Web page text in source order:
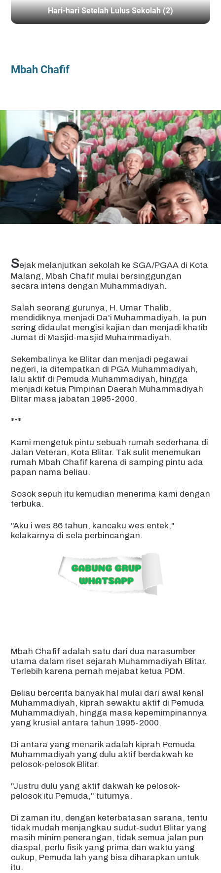
Hari-hari Setelah Lulus Sekolah (2)
Mbah Chafif
Sejak melanjutkan sekolah ke SGA/PGAA di Kota
Malang, Mbah Chafif mulai bersinggungan
secara intens dengan Muhammadiyah.
Salah seorang gurunya, H. Umar Thalib,
mendidiknya menjadi Da'i Muhammadiyah. Ia pun
sering didaulat mengisi kajian dan menjadi khatib
Jumat di Masjid-masjid Muhammadiyah.
Sekembalinya ke Blitar dan menjadi pegawai
negeri, ia ditempatkan di PGA Muhammadiyah,
lalu aktif di Pemuda Muhammadiyah, hingga
menjadi ketua Pimpinan Daerah Muhammadiyah
Blitar masa jabatan 1995-2000.
***
Kami mengetuk pintu sebuah rumah sederhana di
Jalan Veteran, Kota Blitar. Tak sulit menemukan
rumah Mbah Chafif karena di samping pintu ada
papan nama beliau.
Sosok sepuh itu kemudian menerima kami dengan
terbuka.
"Aku i wes 86 tahun, kancaku wes entek,"
kelakarnya di sela perbincangan.
Mbah Chafif adalah satu dari dua narasumber
utama dalam riset sejarah Muhammadiyah Blitar.
Terlebih karena pernah mejabat ketua PDM.
Beliau bercerita banyak hal mulai dari awal kenal
Muhammadiyah, kiprah sewaktu aktif di Pemuda
Muhammadiyah, hingga masa kepemimpinannya
yang krusial antara tahun 1995-2000.
Di antara yang menarik adalah kiprah Pemuda
Muhammadiyah yang dulu aktif berdakwah ke
pelosok-pelosok Blitar.
"Justru dulu yang aktif dakwah ke pelosok-
pelosok itu Pemuda," tuturnya.
Di zaman itu, dengan keterbatasan sarana, tentu
tidak mudah menjangkau sudut-sudut Blitar yang
masih minim penerangan, tidak semua jalan pun
diaspal, perlu fisik yang prima dan waktu yang
cukup, Pemuda lah yang bisa diharapkan untuk
itu.